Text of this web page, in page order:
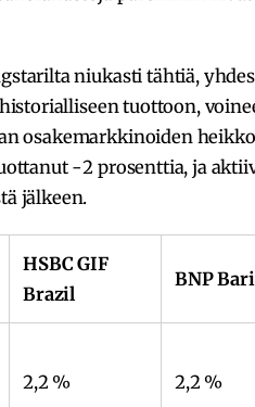
niukasti tähtiä,
tuottoon,
osakemarkkinoiden
-2 prosenttia, ja
jälkeen.
HSBC GIF
Brazil
BNP
2,2 % 2,2 %